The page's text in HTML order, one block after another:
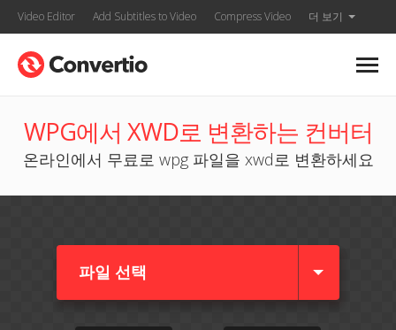
Video Editor Add Subtitles to Video Compress Video 더 보기
WPG에서 XWD로 변환하는 컨버터
온라인에서 무료로 wpg 파일을 xwd로 변환하세요
파일 선택